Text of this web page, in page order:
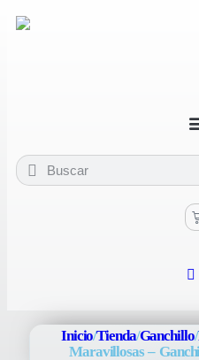
Inicio/Tienda/Ganchillo/
Maravillosas –